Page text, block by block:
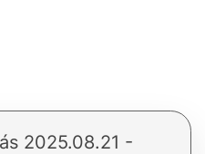
2025.08.21 -